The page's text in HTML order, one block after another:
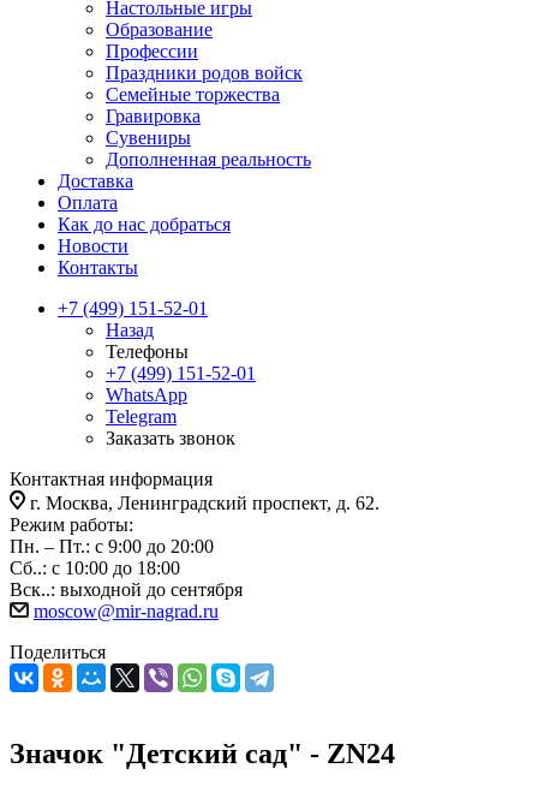
Настольные игры
Образование
Профессии
Праздники родов войск
Семейные торжества
Гравировка
Сувениры
Дополненная реальность
Доставка
Оплата
Как до нас добраться
Новости
Контакты
+7 (499) 151-52-01
Назад
Телефоны
+7 (499) 151-52-01
WhatsApp
Telegram
Заказать звонок
Контактная информация
г. Москва, Ленинградский проспект, д. 62.
Режим работы:
Пн. – Пт.: с 9:00 до 20:00
Сб..: с 10:00 до 18:00
Вск..: выходной до сентября
moscow@mir-nagrad.ru
Поделиться
Значок "Детский сад" - ZN24